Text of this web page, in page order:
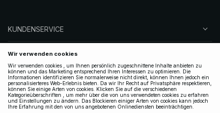
KUNDENSERVICE
ÜBER NA-KD
FOLGEN SIE UNS
LEGAL